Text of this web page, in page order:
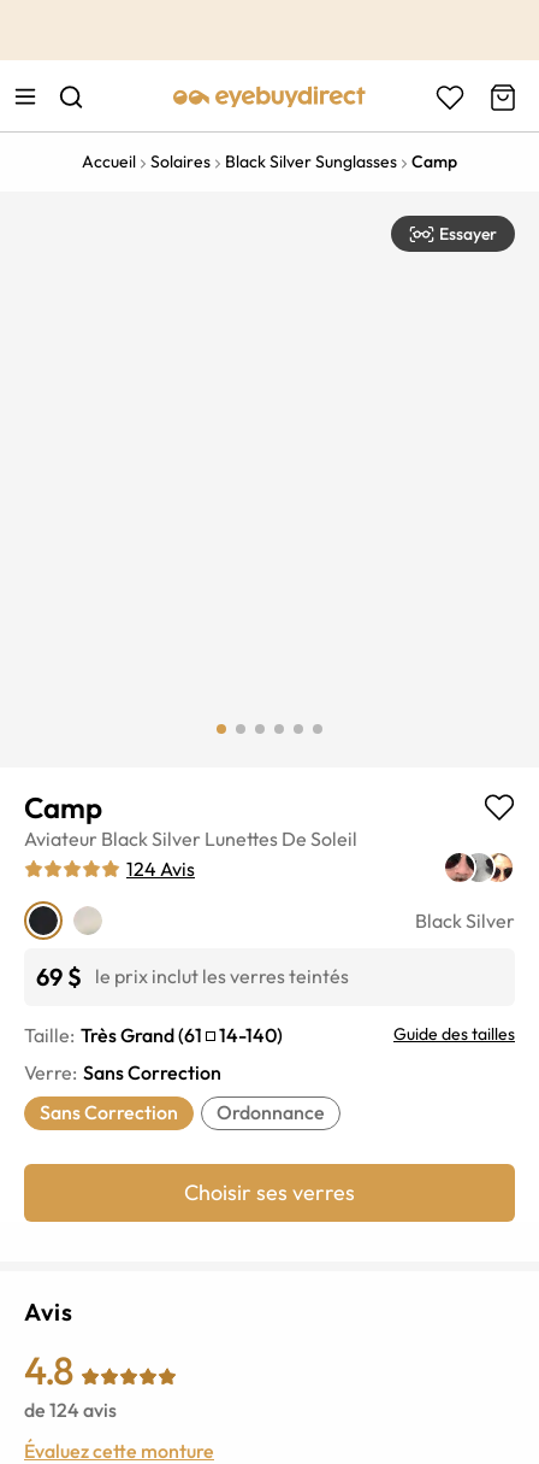
Accueil Solaires Black Silver Sunglasses Camp
Essayer
Camp
Aviateur Black Silver Lunettes De Soleil
124 Avis
Black Silver
69 $ le prix inclut les verres teintés
Taille: Très Grand(61 14-140) Guide des tailles
Verre: Sans Correction
Sans Correction
Ordonnance
Choisir ses verres
Avis
4.8
de 124 avis
Évaluez cette monture